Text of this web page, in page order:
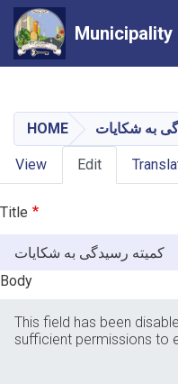
HOME به شکایات
Primary
tabs
View Edit
Title
Body